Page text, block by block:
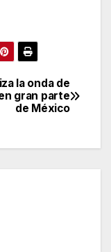
la onda de
gran parte
de México